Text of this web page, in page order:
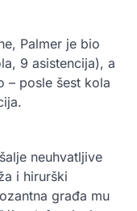
Palmer je bio
9 asistencija), a
– posle šest kola
neuhvatljive
i hirurški
građa mu